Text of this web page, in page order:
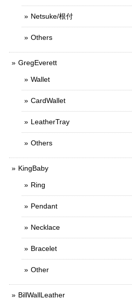
Netsuke/根付
Others
GregEverett
Wallet
CardWallet
LeatherTray
Others
KingBaby
Ring
Pendant
Necklace
Bracelet
Other
BillWallLeather